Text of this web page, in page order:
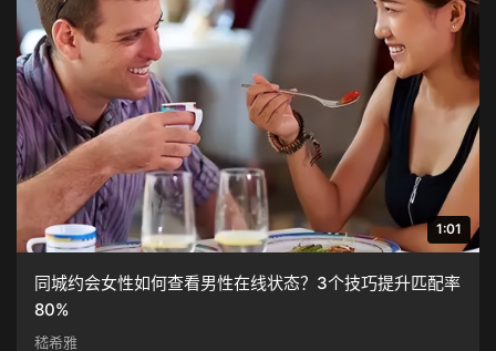
1:01
同城约会女性如何查看男性在线状态？3个技巧提升匹配率
80%
嵇希雅